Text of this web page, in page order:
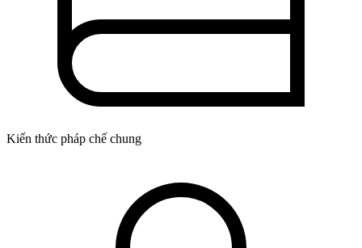
Kiến thức pháp chế chung